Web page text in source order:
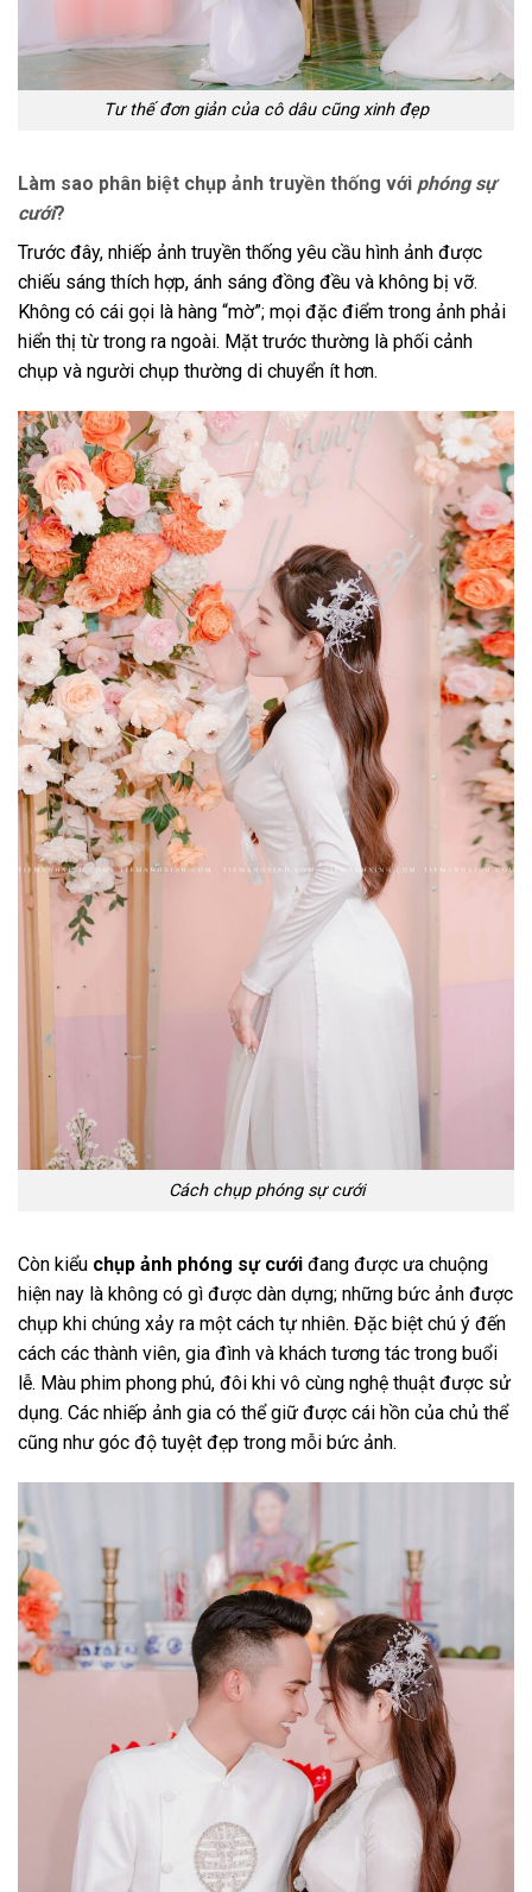
Tư thế đơn giản của cô dâu cũng xinh đẹp
Làm sao phân biệt chụp ảnh truyền thống với phóng sự
cưới?
Trước đây, nhiếp ảnh truyền thống yêu cầu hình ảnh được
chiếu sáng thích hợp, ánh sáng đồng đều và không bị vỡ.
Không có cái gọi là hàng “mờ”; mọi đặc điểm trong ảnh phải
hiển thị từ trong ra ngoài. Mặt trước thường là phối cảnh
chụp và người chụp thường di chuyển ít hơn.
Cách chụp phóng sự cưới
Còn kiểu chụp ảnh phóng sự cưới đang được ưa chuộng
hiện nay là không có gì được dàn dựng; những bức ảnh được
chụp khi chúng xảy ra một cách tự nhiên. Đặc biệt chú ý đến
cách các thành viên, gia đình và khách tương tác trong buổi
lễ. Màu phim phong phú, đôi khi vô cùng nghệ thuật được sử
dụng. Các nhiếp ảnh gia có thể giữ được cái hồn của chủ thể
cũng như góc độ tuyệt đẹp trong mỗi bức ảnh.